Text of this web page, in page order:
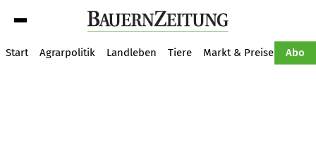
Start Agrarpolitik Landleben Tiere Markt & Preise Abo